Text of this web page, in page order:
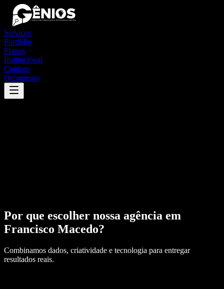
Serviços
Portfólio
Planos
Institucional
Contato
Orçamento
Por que escolher nossa agência em
Francisco Macedo?
Combinamos dados, criatividade e tecnologia para entregar
resultados reais.